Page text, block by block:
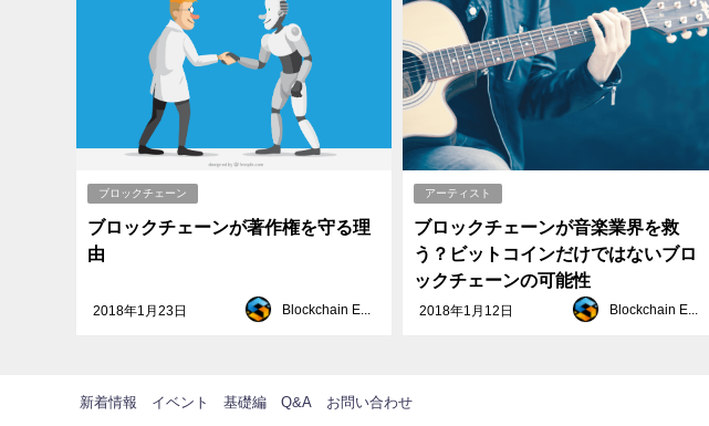
ブロックチェーン
ブロックチェーンが著作権を守る理
由
2018年1月23日
アーティスト
ブロックチェーンが音楽業界を救
う？ビットコインだけではないブロ
ックチェーンの可能性
2018年1月12日 Blockchain EXE
新着情報 イベント 基礎編 Q&A
お問い合わせ